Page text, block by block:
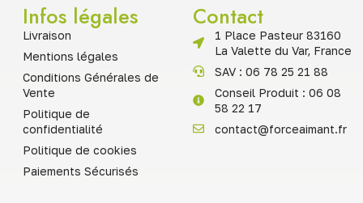
Infos légales
Livraison
Mentions légales
Conditions Générales de
Vente
Politique de
confidentialité
Politique de cookies
Paiements Sécurisés
Contact
1 Place Pasteur 83160
La Valette du Var, France
SAV : 06 78 25 21 88
Conseil Produit : 06 08
58 22 17
contact@forceaimant.fr